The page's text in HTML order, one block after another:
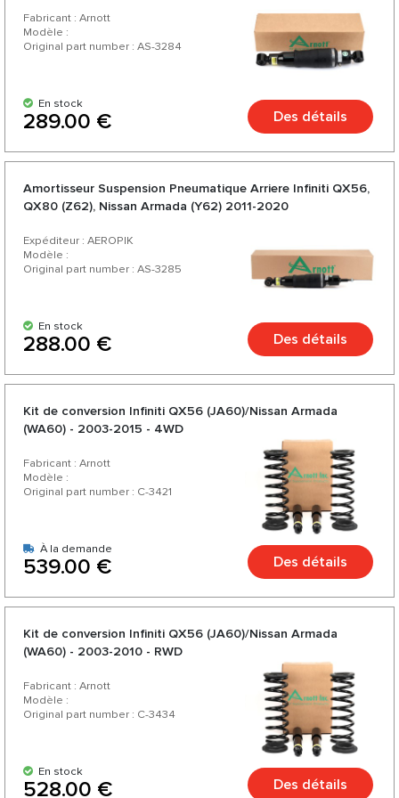
Fabricant : Arnott
Modèle :
Original part number : AS-3284
En stock
289.00 € Des détails
Amortisseur Suspension Pneumatique Arriere Infiniti QX56,
QX80 (Z62), Nissan Armada (Y62) 2011-2020
Expéditeur : AEROPIK
Modèle :
Original part number : AS-3285
En stock
288.00 € Des détails
Kit de conversion Infiniti QX56 (JA60)/Nissan Armada
(WA60) - 2003-2015 - 4WD
Fabricant : Arnott
Modèle :
Original part number : C-3421
À la demande
539.00 € Des détails
Kit de conversion Infiniti QX56 (JA60)/Nissan Armada
(WA60) - 2003-2010 - RWD
Fabricant : Arnott
Modèle :
Original part number : C-3434
En stock
528.00 € Des détails